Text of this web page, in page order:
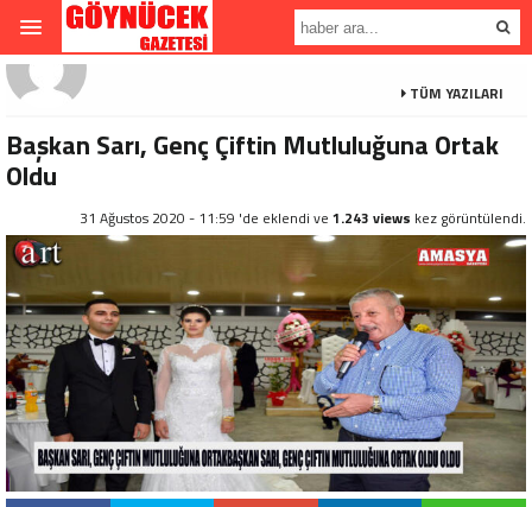
TÜM YAZILARI
Başkan Sarı, Genç Çiftin Mutluluğuna Ortak
Oldu
31 Ağustos 2020 - 11:59 'de eklendi ve 1.243 views kez görüntülendi.